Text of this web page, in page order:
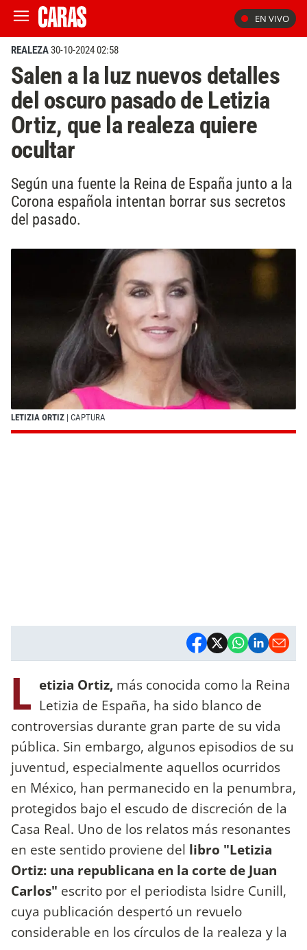
EN VIVO
REALEZA30-10-2024 02:58
Salen a la luz nuevos detalles
del oscuro pasado de Letizia
Ortiz, que la realeza quiere
ocultar
Según una fuente la Reina de España junto a la
Corona española intentan borrar sus secretos
del pasado.
LETIZIA ORTIZ | CAPTURA
L etizia Ortiz, más conocida como la Reina
Letizia de España, ha sido blanco de
controversias durante gran parte de su vida
pública. Sin embargo, algunos episodios de su
juventud, especialmente aquellos ocurridos
en México, han permanecido en la penumbra,
protegidos bajo el escudo de discreción de la
Casa Real. Uno de los relatos más resonantes
en este sentido proviene del libro "Letizia
Ortiz: una republicana en la corte de Juan
Carlos" escrito por el periodista Isidre Cunill,
cuya publicación despertó un revuelo
considerable en los círculos de la realeza y la